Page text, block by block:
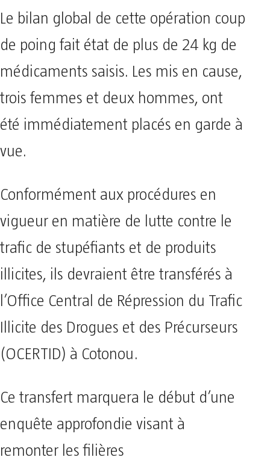
​Le bilan global de cette opération coup
de poing fait état de plus de 24 kg de
médicaments saisis. Les mis en cause,
trois femmes et deux hommes, ont
été immédiatement placés en garde à
vue.
​Conformément aux procédures en
vigueur en matière de lutte contre le
trafic de stupéfiants et de produits
illicites, ils devraient être transférés à
l’Office Central de Répression du Trafic
Illicite des Drogues et des Précurseurs
(OCERTID) à Cotonou.
Ce transfert marquera le début d’une
enquête approfondie visant à
remonter les filières